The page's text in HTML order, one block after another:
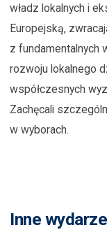
władz lokalnych i
Europejską,
z fundamentalnych
rozwoju lokalnego
współczesnych
Zachęcali
w wyborach.
Inne